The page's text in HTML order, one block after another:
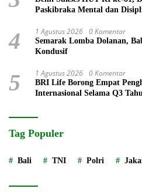
Paskibraka Mental dan
4 1 Agustus 2026 0 Komentar
Semarak Lomba Dolanan,
Kondusif
5 1 Agustus 2026 0 Komentar
BRI Life Borong Empat
Internasional Selama Q3
Tag Populer
Bali TNI Polri